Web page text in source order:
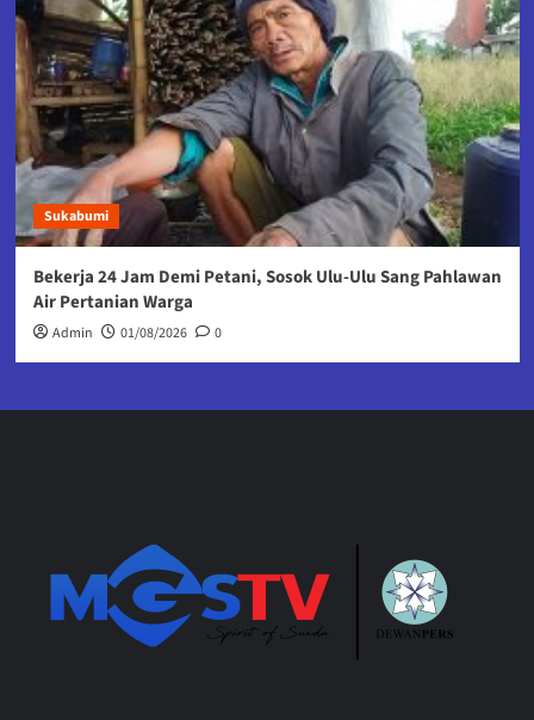
Sukabumi
Bekerja 24 Jam Demi Petani, Sosok Ulu-Ulu Sang Pahlawan
Air Pertanian Warga
Admin 01/08/2026 0